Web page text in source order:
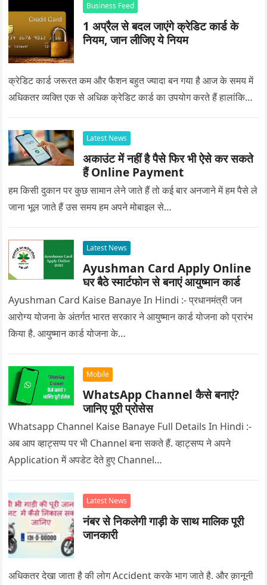
Business Feed
1 अप्रैल से बदल जाएंगे क्रेडिट कार्ड के
नियम, जान लीजिए ये नियम
क्रेडिट कार्ड जरूरत कम और फैशन बहुत ज्यादा बन गया है आज के समय में
अधिकतर व्यक्ति एक से अधिक क्रेडिट कार्ड का उपयोग करते हैं हालांकि…
Latest News
अकाउंट में नहीं है पैसे फिर भी ऐसे कर सकते
हैं Online Payment
हम किसी दुकान पर कुछ सामान लेने जाते हैं तो कई बार अनजाने में हम पैसे ले
जाना भूल जाते हैं उस समय हम अपने मोबाइल से…
Latest News
Ayushman Card Apply Online
घर बैठे स्मार्टफोन से बनाएं आयुष्मान कार्ड
Ayushman Card Kaise Banaye In Hindi :- प्रधानमंत्री जन
आरोग्य योजना के अंतर्गत भारत सरकार ने आयुष्मान कार्ड योजना को प्रारंभ
किया है. आयुष्मान कार्ड योजना के…
Mobile
WhatsApp Channel कैसे बनाएं?
जानिए पूरी प्रोसेस
Whatsapp Channel Kaise Banaye Full Details In Hindi :-
अब आप व्हाट्सप्प पर भी Channel बना सकते हैं. व्हाट्सप्प ने अपने
Application में अपडेट देते हुए Channel…
Latest News
नंबर से निकलेगी गाड़ी के साथ मालिक पूरी
जानकारी
अधिकतर देखा जाता है की लोग Accident करके भाग जाते है. और क़ानूनी